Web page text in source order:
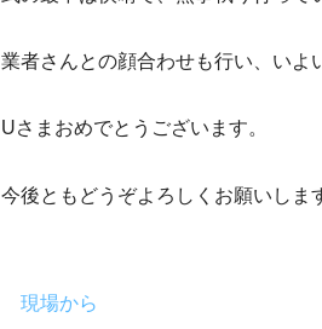
業者さんとの顔合わせも行い、いよ
Uさまおめでとうございます。
今後ともどうぞよろしくお願いしま
現場から